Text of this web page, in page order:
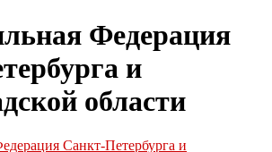
Федерация
и
области